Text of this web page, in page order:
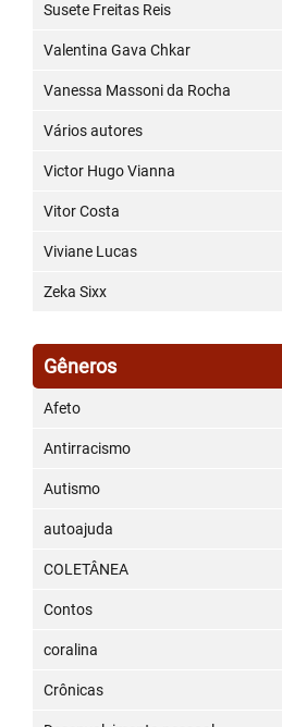
Susete Freitas Reis
Valentina Gava Chkar
Vanessa Massoni da Rocha
Vários autores
Victor Hugo Vianna
Vitor Costa
Viviane Lucas
Zeka Sixx
Gêneros
Afeto
Antirracismo
Autismo
autoajuda
COLETÂNEA
Contos
coralina
Crônicas